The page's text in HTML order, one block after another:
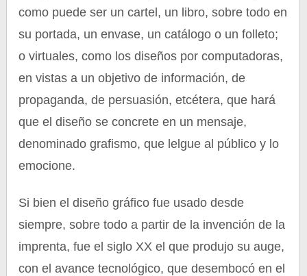
como puede ser un cartel, un libro, sobre todo en
su portada, un envase, un catálogo o un folleto;
o virtuales, como los diseños por computadoras,
en vistas a un objetivo de información, de
propaganda, de persuasión, etcétera, que hará
que el diseño se concrete en un mensaje,
denominado grafismo, que lelgue al público y lo
emocione.
Si bien el diseño gráfico fue usado desde
siempre, sobre todo a partir de la invención de la
imprenta, fue el siglo XX el que produjo su auge,
con el avance tecnológico, que desembocó en el